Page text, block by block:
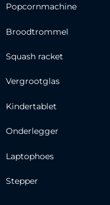
Popcornmachine
Broodtrommel
Squash racket
Vergrootglas
Kindertablet
Onderlegger
Laptophoes
Stepper